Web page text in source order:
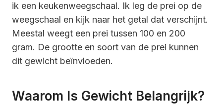
ik een keukenweegschaal. Ik leg de prei op de
weegschaal en kijk naar het getal dat verschijnt.
Meestal weegt een prei tussen 100 en 200
gram. De grootte en soort van de prei kunnen
dit gewicht beïnvloeden.
Waarom Is Gewicht Belangrijk?